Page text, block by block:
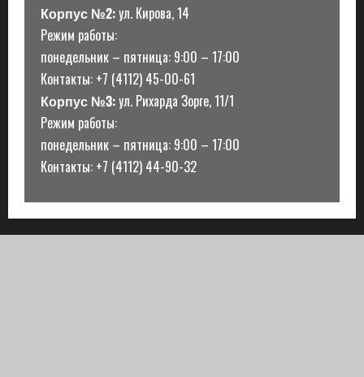
Корпус №2:ул. Кирова, 14
Режим работы:
понедельник – пятница: 9:00 – 17:00
Контакты: +7 (4112) 45-00-61
Корпус №3:ул. Рихарда Зорге, 11/1
Режим работы:
понедельник – пятница: 9:00 – 17:00
Контакты: +7 (4112) 44-90-32